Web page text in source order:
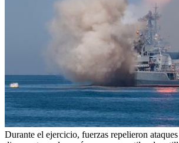
Durante el ejercicio, fuerzas repelieron